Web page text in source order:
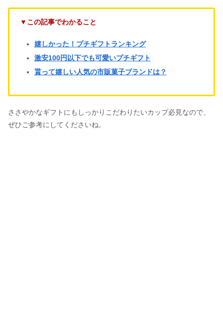
▼この記事でわかること
嬉しかった！プチギフトランキング
激安100円以下でも可愛いプチギフト
貰って嬉しい人気の市販菓子ブランドは？
ささやかなギフトにもしっかりこだわりたいカップ必見なので、
ぜひご参考にしてくださいね。